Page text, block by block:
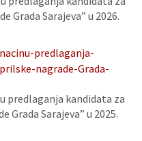
Grada Sarajeva” u 2026.
predlaganja-
nagrade-Grada-
predlaganja kandidata za
Grada Sarajeva” u 2025.